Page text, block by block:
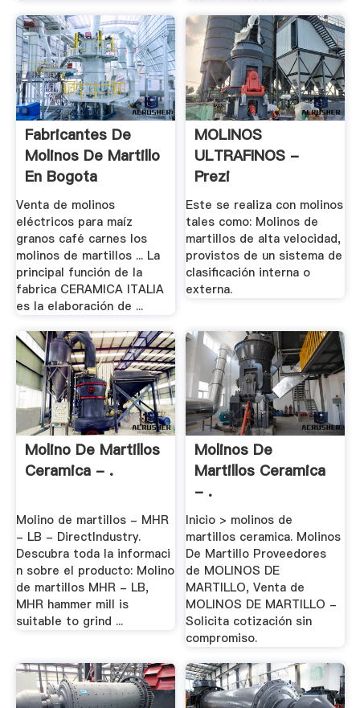
Fabricantes De
Molinos De Martillo
En Bogota
Venta de molinos
eléctricos para maíz
granos café carnes los
molinos de martillos ... La
principal función de la
fabrica CERAMICA ITALIA
es la elaboración de ...
MOLINOS
ULTRAFINOS -
Prezi
Este se realiza con molinos
tales como: Molinos de
martillos de alta velocidad,
provistos de un sistema de
clasificación interna o
externa.
Molino De Martillos
Ceramica - .
Molino de martillos - MHR
- LB - DirectIndustry.
Descubra toda la informaci
n sobre el producto: Molino
de martillos MHR - LB,
MHR hammer mill is
suitable to grind ...
Molinos De
Martillos Ceramica
- .
Inicio > molinos de
martillos ceramica. Molinos
De Martillo Proveedores
de MOLINOS DE
MARTILLO, Venta de
MOLINOS DE MARTILLO -
Solicita cotización sin
compromiso.